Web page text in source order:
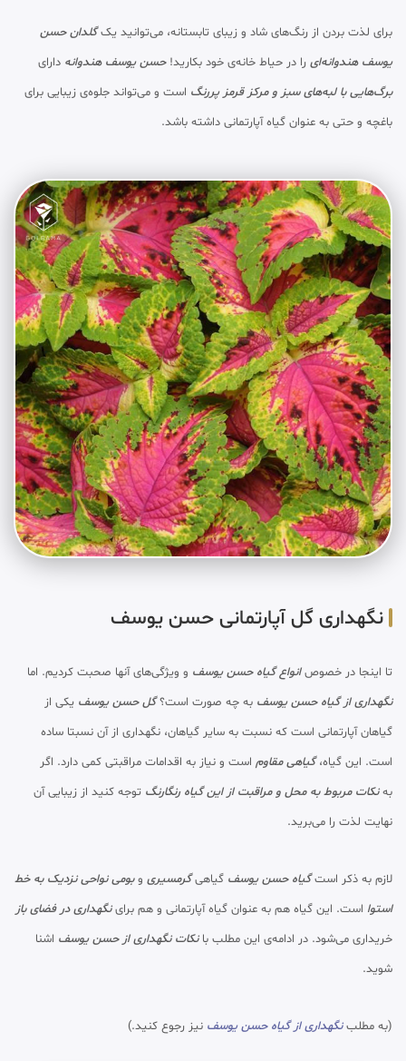
برای لذت بردن از رنگ‌های شاد و زیبای تابستانه، می‌توانید یک گلدان حسن
یوسف هندوانه‌ای را در حیاط خانه‌ی خود بکارید!حسن یوسف هندوانه دارای
برگ‌هایی با لبه‌های سبز و مرکز قرمز پررنگ است و می‌تواند جلوه‌ی زیبایی برای
باغچه و حتی به عنوان گیاه آپارتمانی داشته باشد.
نگهداری گل آپارتمانی حسن یوسف
تا اینجا در خصوصانواع گیاه حسن یوسف و ویژگی‌های آنها صحبت کردیم. اما
نگهداری از گیاه حسن یوسف به چه صورت است؟گل حسن یوسف یکی از
گیاهان آپارتمانی است که نسبت به سایر گیاهان، نگهداری از آن نسبتا ساده
است. این گیاه،گیاهی مقاوم است و نیاز به اقدامات مراقبتی کمی دارد. اگر
بهنکات مربوط به محل و مراقبت از این گیاه رنگارنگ توجه کنید از زیبایی آن
نهایت لذت را می‌برید.
لازم به ذکر استگیاه حسن یوسف گیاهیگرمسیری وبومی نواحی نزدیک به خط
استوا است. این گیاه هم به عنوان گیاه آپارتمانی و هم براینگهداری در فضای باز
خریداری می‌شود. در ادامه‌ی این مطلب بانکات نگهداری از حسن یوسف اشنا
شوید.
(به مطلبنگهداری از گیاه حسن یوسف نیز رجوع کنید.)